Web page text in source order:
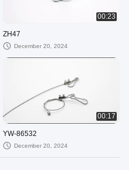
00:23
ZH47
December 20, 2024
00:17
YW-86532
December 20, 2024